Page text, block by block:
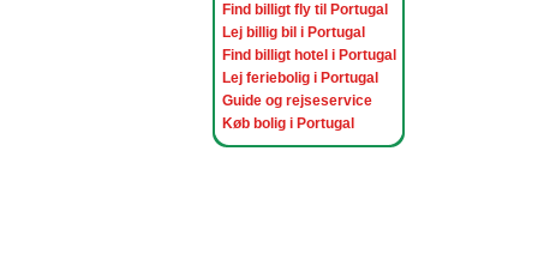
Find billigt fly til Portugal
Lej billig bil i Portugal
Find billigt hotel i Portugal
Lej feriebolig i Portugal
Guide og rejseservice
Køb bolig i Portugal